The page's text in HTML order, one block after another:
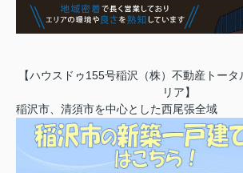
【ハウスドゥ155号稲沢（株）不動産トー
リア】
稲沢市、清須市を中心とした西尾張全域